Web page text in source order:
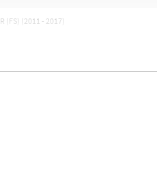
(FS) (2011 - 2017)